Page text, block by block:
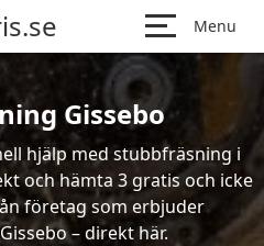
Menu
Gissebo
hjälp med stubbfräsning i
och hämta 3 gratis och icke
företag som erbjuder
– direkt här.